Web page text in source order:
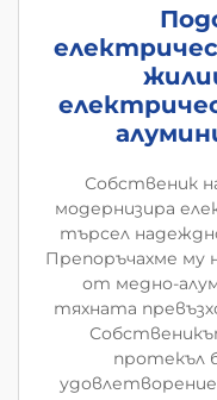
Собственик
модернизира
търсел
Препоръчахме му
от медно-
тяхната
протекъл